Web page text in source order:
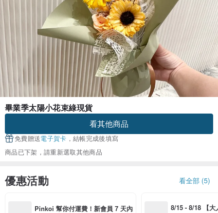
畢業季太陽小花束綠現貨
看其他商品
免費贈送電子賀卡 ，結帳完成後填寫
商品已下架，請重新選取其他商品
優惠活動 看全部 (5)
Pinkoi 幫你付運費！新會員 7 天內
8/15 - 8/18 【大